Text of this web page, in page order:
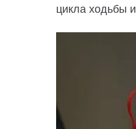
цикла ходьбы